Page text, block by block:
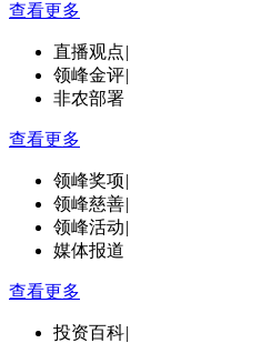
查看更多
直播观点|
领峰金评|
非农部署
查看更多
领峰奖项|
领峰慈善|
领峰活动|
媒体报道
查看更多
投资百科|